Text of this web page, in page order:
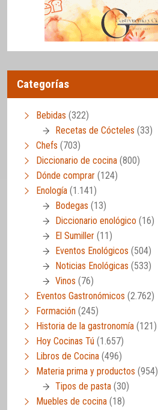
Categorías
Bebidas (322)
Recetas de Cócteles (33)
Chefs (703)
Diccionario de cocina (800)
Dónde comprar (124)
Enología (1.141)
Bodegas (13)
Diccionario enológico (16)
El Sumiller (11)
Eventos Enológicos (504)
Noticias Enológicas (533)
Vinos (76)
Eventos Gastronómicos (2.762)
Formación (245)
Historia de la gastronomía (121)
Hoy Cocinas Tú (1.657)
Libros de Cocina (496)
Materia prima y productos (954)
Tipos de pasta (30)
Muebles de cocina (18)